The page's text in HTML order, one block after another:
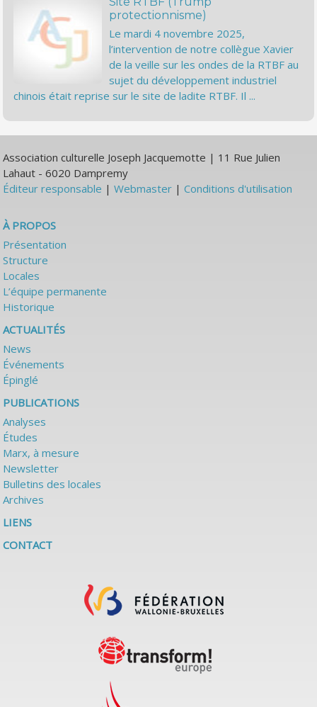
protectionnisme)
Le mardi 4 novembre 2025,
l’intervention de notre collègue Xavier
de la veille sur les ondes de la RTBF au
sujet du développement industriel
chinois était reprise sur le site de ladite RTBF. Il ...
Association culturelle Joseph Jacquemotte | 11 Rue Julien
Lahaut - 6020 Dampremy
Éditeur responsable |Webmaster |Conditions d'utilisation
À PROPOS
Présentation
Structure
Locales
L’équipe permanente
Historique
ACTUALITÉS
News
Événements
Épinglé
PUBLICATIONS
Analyses
Études
Marx, à mesure
Newsletter
Bulletins des locales
Archives
LIENS
CONTACT